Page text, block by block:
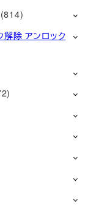
(814)
除 アンロック